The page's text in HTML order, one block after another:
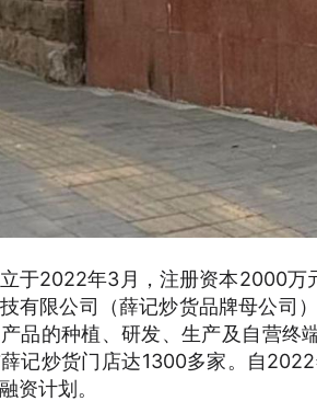
于2022年3月，注册资本2000万
有限公司（薛记炒货品牌母公司
品的种植、研发、生产及自营终
记炒货门店达1300多家。自
资计划。